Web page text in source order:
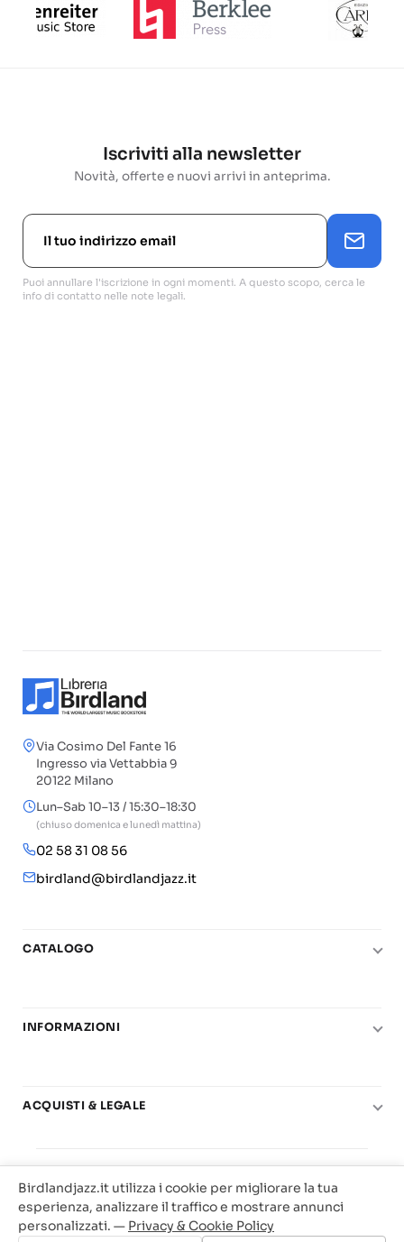
Iscriviti alla newsletter
Novità, offerte e nuovi arrivi in anteprima.
Puoi annullare l'iscrizione in ogni momenti. A questo scopo, cerca le
info di contatto nelle note legali.
Via Cosimo Del Fante 16
Ingresso via Vettabbia 9
20122 Milano
Lun–Sab 10–13 / 15:30–18:30
(chiuso domenica e lunedì mattina)
02 58 31 08 56
birdland@birdlandjazz.it
CATALOGO
Chitarra
Basi play-along
Offerte
INFORMAZIONI
Carta del Docente
ACQUISTI & LEGALE
Privacy & Cookie
Traccia il tuo ordine
Birdland Milano. P.Iva 12093700156
Web Agency Milano
Birdlandjazz.it utilizza i cookie per migliorare la tua
esperienza, analizzare il traffico e mostrare annunci
personalizzati. — Privacy & Cookie Policy